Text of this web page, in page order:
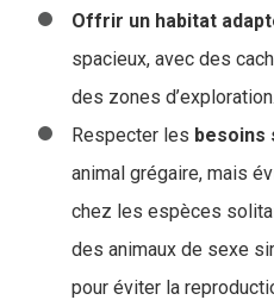
Offrir un habitat
spacieux, avec des
des zones d’exploration.
Respecter les besoins
animal grégaire, mais
chez les espèces
des animaux de sexe
pour éviter la